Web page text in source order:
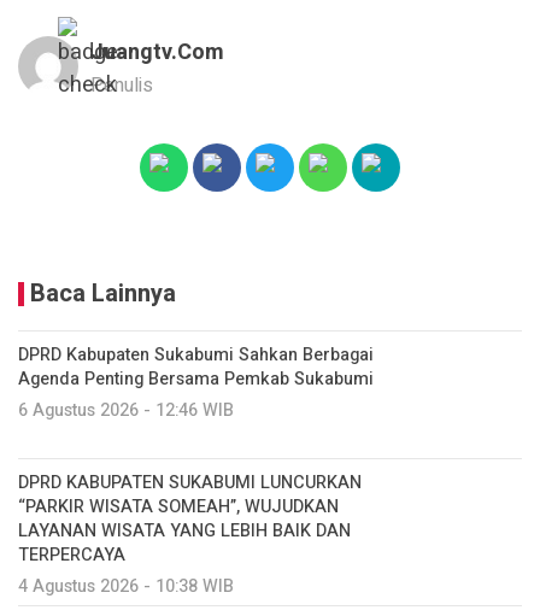
Juangtv.com
Penulis
Baca Lainnya
DPRD Kabupaten Sukabumi Sahkan Berbagai
Agenda Penting Bersama Pemkab Sukabumi
6 Agustus 2026 - 12:46 WIB
DPRD KABUPATEN SUKABUMI LUNCURKAN
“PARKIR WISATA SOMEAH”, WUJUDKAN
LAYANAN WISATA YANG LEBIH BAIK DAN
TERPERCAYA
4 Agustus 2026 - 10:38 WIB